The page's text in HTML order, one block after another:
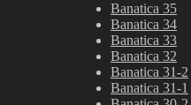
Banatica 35
Banatica 34
Banatica 33
Banatica 32
Banatica 31-2
Banatica 31-1